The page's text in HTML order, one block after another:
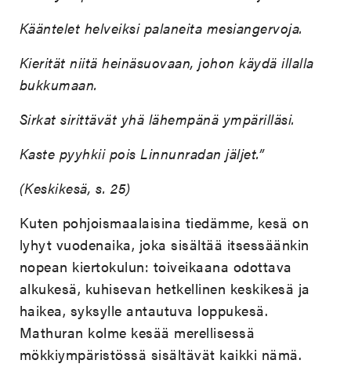
Kääntelet helveiksi palaneita mesiangervoja.
Kierität niitä heinäsuovaan, johon käydä illalla
bukkumaan.
Sirkat sirittävät yhä lähempänä ympärilläsi.
Kaste pyyhkii pois Linnunradan jäljet.”
(Keskikesä, s. 25)
Kuten pohjoismaalaisina tiedämme, kesä on
lyhyt vuodenaika, joka sisältää itsessäänkin
nopean kiertokulun: toiveikaana odottava
alkukesä, kuhisevan hetkellinen keskikesä ja
haikea, syksylle antautuva loppukesä.
Mathuran kolme kesää merellisessä
mökkiympäristössä sisältävät kaikki nämä.